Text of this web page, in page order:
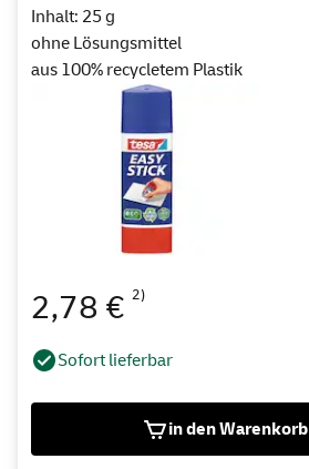
Inhalt: 25 g
ohne Lösungsmittel
aus 100% recycletem Plastik
2,78 € 2)
Sofort lieferbar
in den Warenkorb